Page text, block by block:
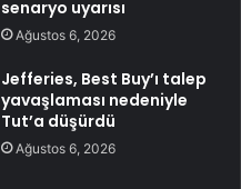
senaryo uyarısı
Ağustos 6, 2026
Jefferies, Best Buy’ı talep
yavaşlaması nedeniyle
Tut’a düşürdü
Ağustos 6, 2026